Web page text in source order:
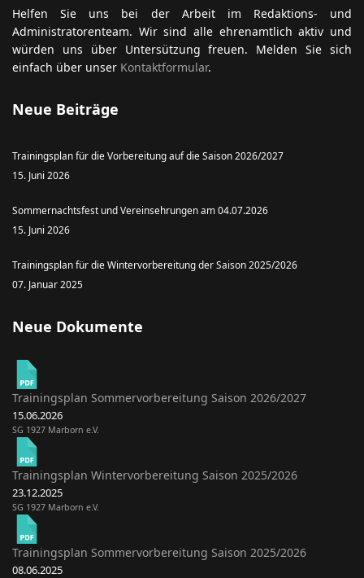
Helfen Sie uns bei der Arbeit im Redaktions- und
Administratorenteam. Wir sind alle ehrenamtlich aktiv und
würden uns über Untersützung freuen. Melden Sie sich
einfach über unser Kontaktformular.
Neue Beiträge
Trainingsplan für die Vorbereitung auf die Saison 2026/2027
15. Juni 2026
Sommernachtsfest und Vereinsehrungen am 04.07.2026
15. Juni 2026
Trainingsplan für die Wintervorbereitung der Saison 2025/2026
07. Januar 2025
Neue Dokumente
Trainingsplan Sommervorbereitung Saison 2026/2027
15.06.2026
SG 1927 Marborn e.V.
Trainingsplan Wintervorbereitung Saison 2025/2026
23.12.2025
SG 1927 Marborn e.V.
Trainingsplan Sommervorbereitung Saison 2025/2026
08.06.2025